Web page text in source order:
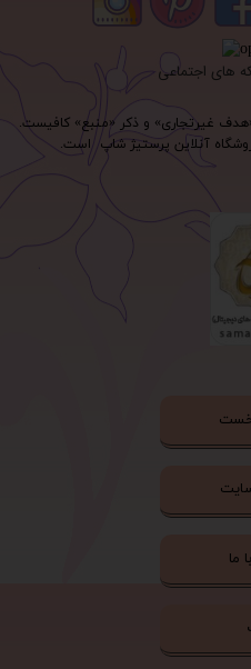
غیرتجاری» و ذکر «منبع» کافیست.
آنلاین پرستیژ شاپ است.
های اجتماعی
ما